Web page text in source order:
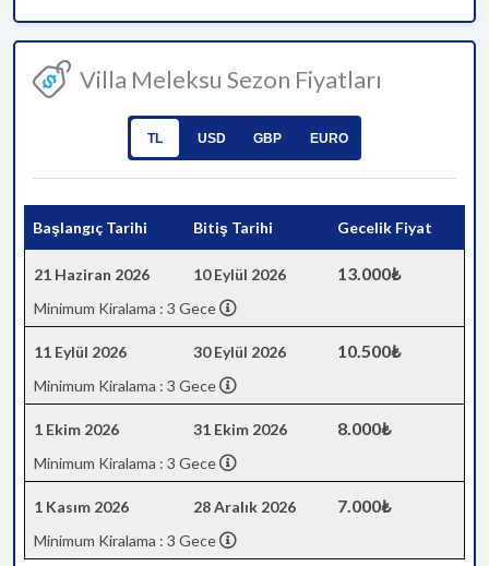
Villa Meleksu Sezon Fiyatları
TL USD GBP EURO
Başlangıç Tarihi Bitiş Tarihi Gecelik Fiyat
21 Haziran 2026 10 Eylül 2026 13.000₺
Minimum Kiralama : 3 Gece
11 Eylül 2026 30 Eylül 2026 10.500₺
Minimum Kiralama : 3 Gece
1 Ekim 2026 31 Ekim 2026 8.000₺
Minimum Kiralama : 3 Gece
1 Kasım 2026 28 Aralık 2026 7.000₺
Minimum Kiralama : 3 Gece